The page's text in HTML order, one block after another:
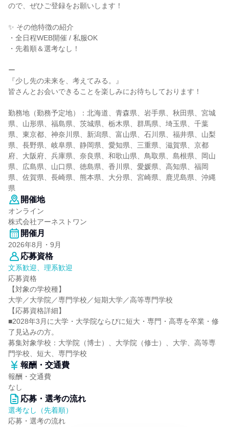
ので、ぜひご登録をお願いします！
✨ その他特徴の紹介
・全日程WEB開催 / 私服OK
・先着順＆選考なし！
ー
『少し先の未来を、考えてみる。』
皆さんとお会いできることを楽しみにお待ちしております！
勤務地（勤務予定地）：北海道、青森県、岩手県、秋田県、宮城
県、山形県、福島県、茨城県、栃木県、群馬県、埼玉県、千葉
県、東京都、神奈川県、新潟県、富山県、石川県、福井県、山梨
県、長野県、岐阜県、静岡県、愛知県、三重県、滋賀県、京都
府、大阪府、兵庫県、奈良県、和歌山県、鳥取県、島根県、岡山
県、広島県、山口県、徳島県、香川県、愛媛県、高知県、福岡
県、佐賀県、長崎県、熊本県、大分県、宮崎県、鹿児島県、沖縄
県
開催地
オンライン
株式会社アーネストワン
開催月
2026年8月・9月
応募資格
文系歓迎、理系歓迎
応募資格
【対象の学校種】
大学／大学院／専門学校／短期大学／高等専門学校
【応募資格詳細】
■2028年3月に大学・大学院ならびに短大・専門・高専を卒業・修
了見込みの方。
募集対象学校：大学院（博士）、大学院（修士）、大学、高等専
門学校、短大、専門学校
報酬・交通費
報酬・交通費
なし
応募・選考の流れ
選考なし（先着順）
応募・選考の流れ